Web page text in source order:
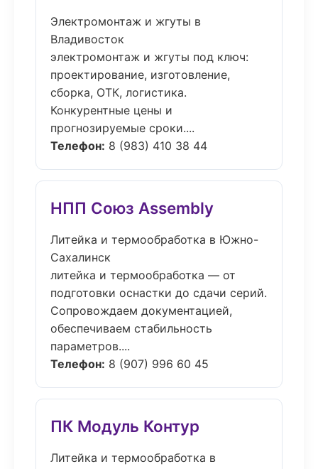
Электромонтаж и жгуты в
Владивосток
электромонтаж и жгуты под ключ:
проектирование, изготовление,
сборка, ОТК, логистика.
Конкурентные цены и
прогнозируемые сроки....
Телефон: 8 (983) 410 38 44
НПП Союз Assembly
Литейка и термообработка в Южно-
Сахалинск
литейка и термообработка — от
подготовки оснастки до сдачи серий.
Сопровождаем документацией,
обеспечиваем стабильность
параметров....
Телефон: 8 (907) 996 60 45
ПК Модуль Контур
Литейка и термообработка в